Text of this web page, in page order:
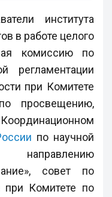
института
в работе целого
комиссию по
регламентации
при Комитете
просвещению,
по научной
совет по
при Комитете по